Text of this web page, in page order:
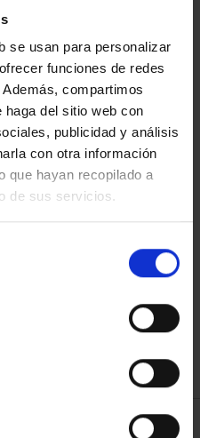
se usan para personalizar
funciones de redes
compartimos
del sitio web con
publicidad y análisis
con otra información
que hayan recopilado a
de sus servicios.